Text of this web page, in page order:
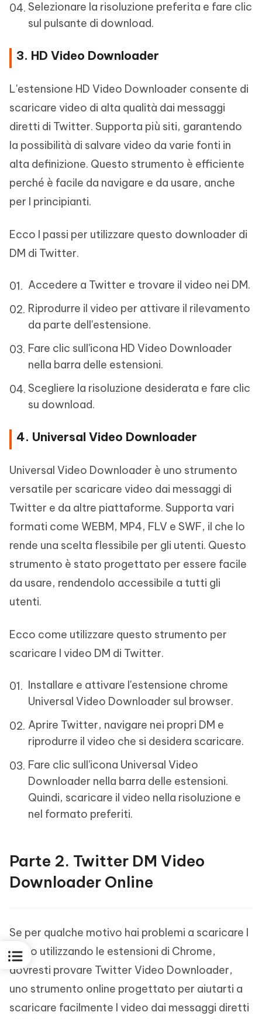
Selezionare la risoluzione preferita e fare clic
sul pulsante di download.
3. HD Video Downloader
L'estensione HD Video Downloader consente di
scaricare video di alta qualità dai messaggi
diretti di Twitter. Supporta più siti, garantendo
la possibilità di salvare video da varie fonti in
alta definizione. Questo strumento è efficiente
perché è facile da navigare e da usare, anche
per I principianti.
Ecco I passi per utilizzare questo downloader di
DM di Twitter.
Accedere a Twitter e trovare il video nei DM.
Riprodurre il video per attivare il rilevamento
da parte dell'estensione.
Fare clic sull'icona HD Video Downloader
nella barra delle estensioni.
Scegliere la risoluzione desiderata e fare clic
su download.
4. Universal Video Downloader
Universal Video Downloader è uno strumento
versatile per scaricare video dai messaggi di
Twitter e da altre piattaforme. Supporta vari
formati come WEBM, MP4, FLV e SWF, il che lo
rende una scelta flessibile per gli utenti. Questo
strumento è stato progettato per essere facile
da usare, rendendolo accessibile a tutti gli
utenti.
Ecco come utilizzare questo strumento per
scaricare I video DM di Twitter.
Installare e attivare l'estensione chrome
Universal Video Downloader sul browser.
Aprire Twitter, navigare nei propri DM e
riprodurre il video che si desidera scaricare.
Fare clic sull'icona Universal Video
Downloader nella barra delle estensioni.
Quindi, scaricare il video nella risoluzione e
nel formato preferiti.
Parte 2. Twitter DM Video
Downloader Online
Se per qualche motivo hai problemi a scaricare I
video utilizzando le estensioni di Chrome,
dovresti provare Twitter Video Downloader,
uno strumento online progettato per aiutarti a
scaricare facilmente I video dai messaggi diretti